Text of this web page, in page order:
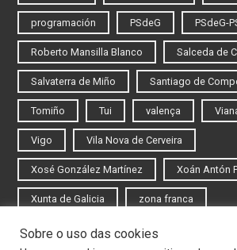
programación PSdeG PSdeG-
Roberto Mansilla Blanco Salceda de
Salvaterra de Miño Santiago de
Tomiño Tui valença
Vigo Vila Nova de Cerveira
Xosé González Martínez Xoán Antón
Xunta de Galicia zona franca
Sobre o uso das cookies